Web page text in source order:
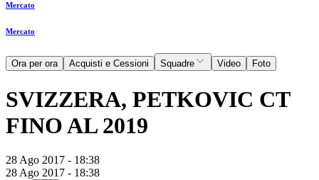
Mercato
Mercato
Ora per ora Acquisti e Cessioni Squadre Video Foto
SVIZZERA, PETKOVIC CT
FINO AL 2019
28 Ago 2017 - 18:38
28 Ago 2017 - 18:38